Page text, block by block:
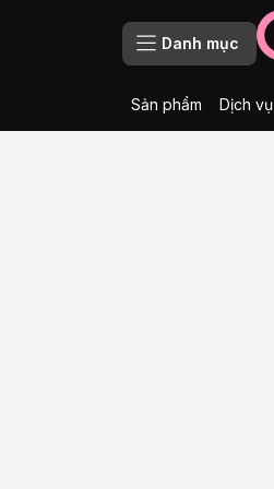
Danh mục
Sản phẩm Dịch vụ